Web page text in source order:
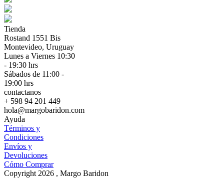
Tienda
Rostand 1551 Bis
Montevideo, Uruguay
Lunes a Viernes 10:30
- 19:30 hrs
Sábados de 11:00 -
19:00 hrs
contactanos
+ 598 94 201 449
hola@margobaridon.com
Ayuda
Términos y
Condiciones
Envíos y
Devoluciones
Cómo Comprar
Copyright 2026 , Margo Baridon